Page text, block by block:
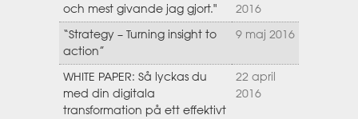
och mest givande jag gjort."
2016
“Strategy – Turning insight to
action”
9 maj 2016
WHITE PAPER: Så lyckas du
med din digitala
transformation på ett effektivt
22 april
2016